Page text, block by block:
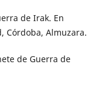
de Irak. En
Córdoba, Almuzara.
de Guerra de